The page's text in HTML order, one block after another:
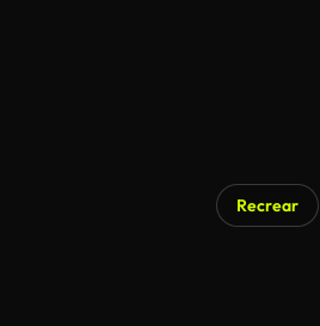
Recrear